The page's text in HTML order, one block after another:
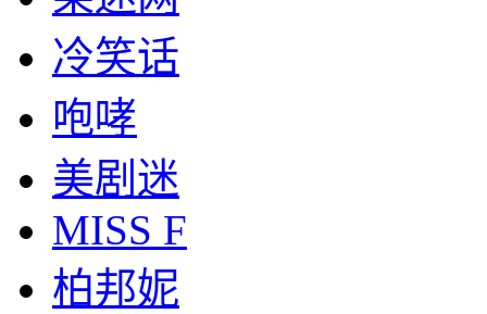
冷笑话
咆哮
美剧迷
MISS F
柏邦妮